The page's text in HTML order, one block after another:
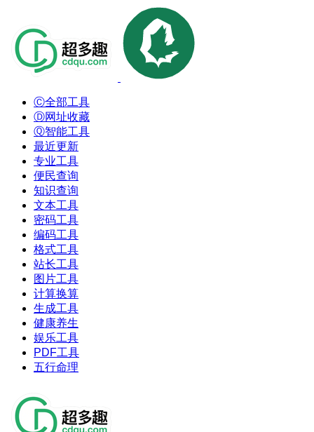
Ⓒ全部工具
Ⓓ网址收藏
Ⓠ智能工具
最近更新
专业工具
便民查询
知识查询
文本工具
密码工具
编码工具
格式工具
站长工具
图片工具
计算换算
生成工具
健康养生
娱乐工具
PDF工具
五行命理